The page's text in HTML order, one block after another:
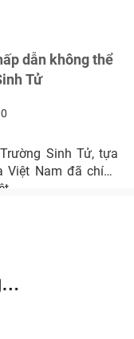
dẫn không thể
Tử
Sinh Tử, tựa
Nam đã chính